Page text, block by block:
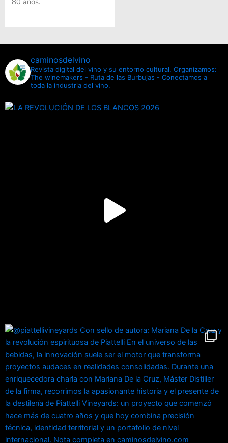
caminosdelvino
Revista digital del vino y su entorno cultural. Organizamos:
The winemakers - Ruta de las Burbujas - Conectamos a
toda la industria del vino.